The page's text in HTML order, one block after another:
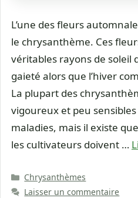
L’une des fleurs
le chrysanthème. Ces
véritables rayons de soleil
gaieté alors que l’hiver
La plupart des
vigoureux et peu
maladies, mais il existe
les cultivateurs doivent …
Catégories
Chrysanthèmes
Laisser un commentaire